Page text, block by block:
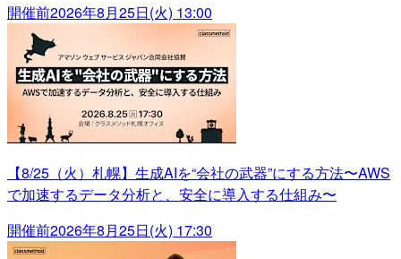
開催前2026年8月25日(火) 13:00
【8/25（火）札幌】生成AIを“会社の武器”にする方法〜AWS
で加速するデータ分析と、安全に導入する仕組み〜
開催前2026年8月25日(火) 17:30